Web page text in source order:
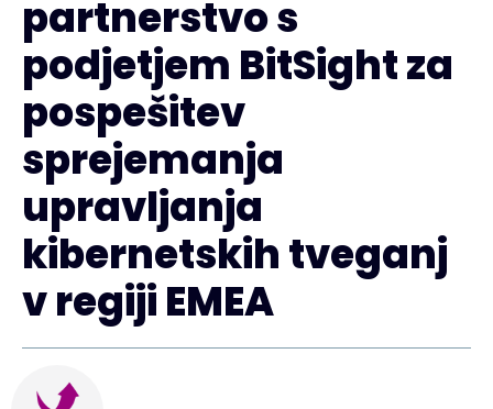
#weareexclusive
partnerstvo s
podjetjem BitSight za
pospešitev
sprejemanja
upravljanja
kibernetskih tveganj
v regiji EMEA